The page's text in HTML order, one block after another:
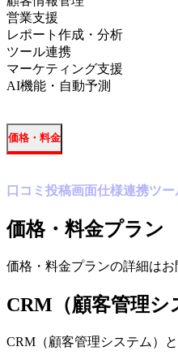
営業支援
レポート作成・分析
ツール連携
マーケティング支援
AI機能・自動予測
価格・料金
口コミ 投稿画面仕様連携ツー
価格・料金プラン
価格・料金プランの詳細はお
CRM（顧客管理シ
CRM（顧客管理システム）